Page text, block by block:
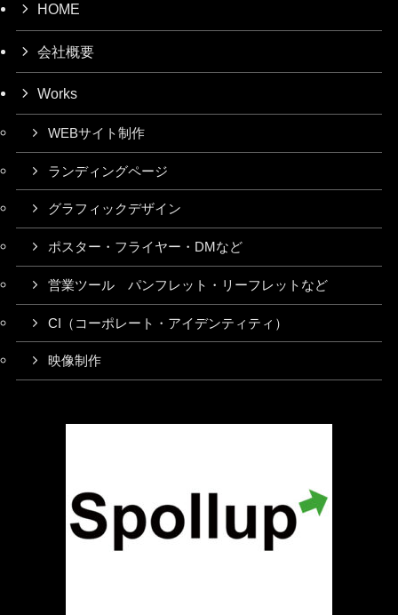
HOME
会社概要
Works
WEBサイト制作
ランディングページ
グラフィックデザイン
ポスター・フライヤー・DMなど
営業ツール パンフレット・リーフレットなど
CI（コーポレート・アイデンティティ）
映像制作